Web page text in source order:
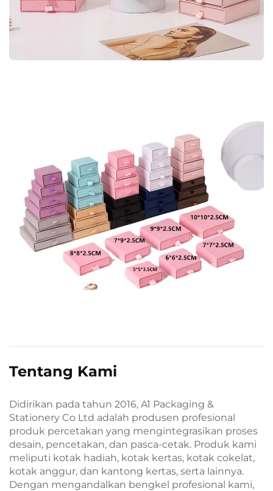
Tentang Kami
Didirikan pada tahun 2016, A1 Packaging &
Stationery Co Ltd adalah produsen profesional
produk percetakan yang mengintegrasikan proses
desain, pencetakan, dan pasca-cetak. Produk kami
meliputi kotak hadiah, kotak kertas, kotak cokelat,
kotak anggur, dan kantong kertas, serta lainnya.
Dengan mengandalkan bengkel profesional kami,